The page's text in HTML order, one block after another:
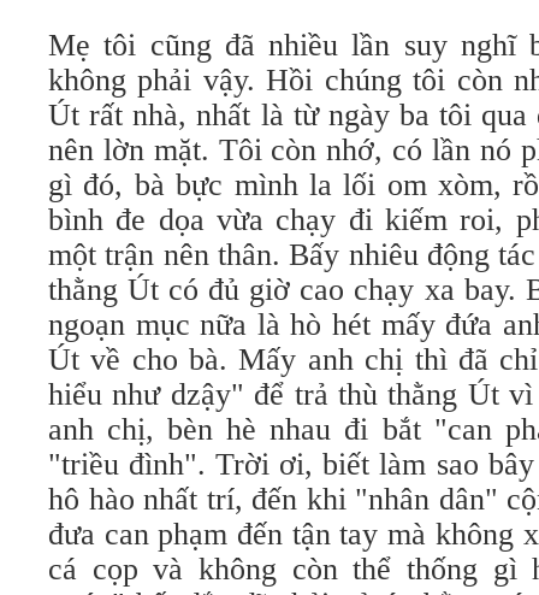
Mẹ tôi cũng đã nhiều lần suy nghĩ
không phải vậy. Hồi chúng tôi còn
Út rất nhà, nhất là từ ngày ba tôi
nên lờn mặt. Tôi còn nhớ, có lần nó
gì đó, bà bực mình la lối om xòm,
bình đe dọa vừa chạy đi kiếm roi,
một trận nên thân. Bấy nhiêu động
thằng Út có đủ giờ cao chạy xa bay.
ngoạn mục nữa là hò hét mấy đứa
Út về cho bà. Mấy anh chị thì đã
hiểu như dzậy" để trả thù thằng Út
anh chị, bèn hè nhau đi bắt "can
"triều đình". Trời ơi, biết làm sao
hô hào nhất trí, đến khi "nhân dân"
đưa can phạm đến tận tay mà không
cá cọp và không còn thể thống gì